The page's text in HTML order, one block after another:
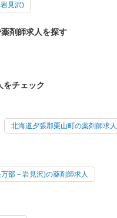
見沢)
剤師求人を探す
をチェック
北海道夕張郡栗山町の薬剤師求人
部－岩見沢)の薬剤師求人